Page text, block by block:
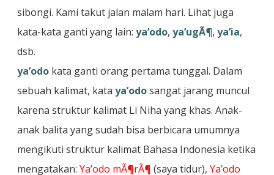
sibongi. Kami takut jalan malam hari. Lihat juga
kata-kata ganti yang lain: ya’odo, ya’ugÃ¶, ya’ia,
dsb.
ya’odo kata ganti orang pertama tunggal. Dalam
sebuah kalimat, kata ya’odosangat jarang muncul
karena struktur kalimat Li Niha yang khas. Anak-
anak balita yang sudah bisa berbicara umumnya
mengikuti struktur kalimat Bahasa Indonesia ketika
mengatakan: Ya’odo mÃ¶rÃ¶ (saya tidur), Ya’odo